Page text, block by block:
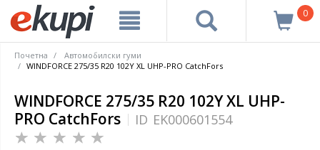
0
Почетна
Автомобилски гуми
WINDFORCE 275/35 R20 102Y XL UHP-PRO CatchFors
WINDFORCE 275/35 R20 102Y XL UHP-
PRO CatchFors
ID EK000601554